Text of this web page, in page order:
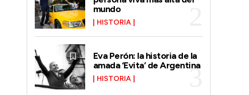
mundo
HISTORIA
Eva Perón: la historia de la
amada ‘Evita’ de Argentina
HISTORIA